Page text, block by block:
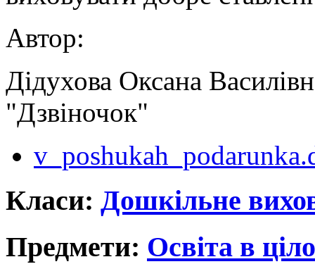
Автор:
Дідухова Оксана
"Дзвіночок"
Класи: Дошкільне
Предмети: Освіта в